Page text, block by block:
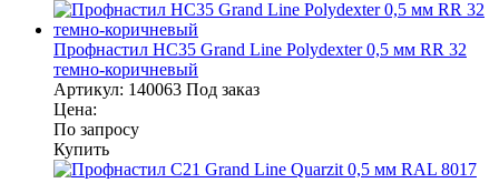
Профнастил НС35 Grand Line Polydexter 0,5 мм RR 32
темно-коричневый
Артикул: 140063 Под заказ
Цена:
По запросу
Купить